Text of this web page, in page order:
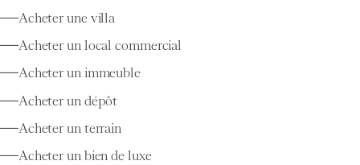
Acheter une villa
Acheter un local commercial
Acheter un immeuble
Acheter un dépôt
Acheter un terrain
Acheter un bien de luxe